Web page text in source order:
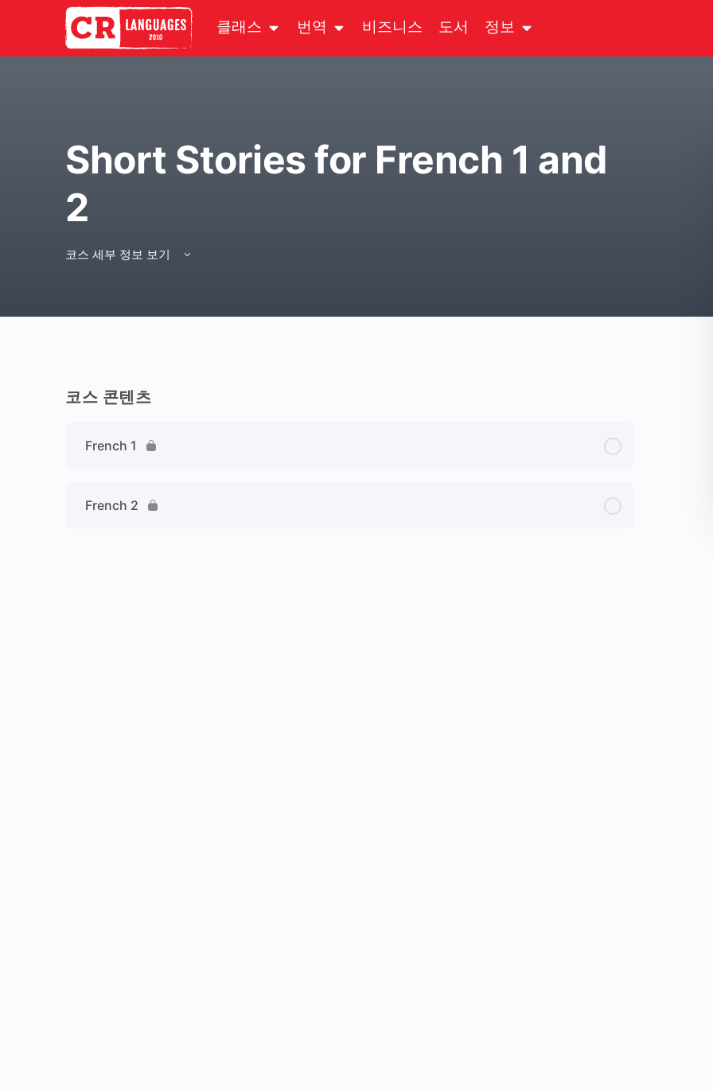
클래스 번역 비즈니스 도서 정보
Short Stories for French 1 and
2
코스 세부 정보 보기
코스 콘텐츠
French 1
French 2